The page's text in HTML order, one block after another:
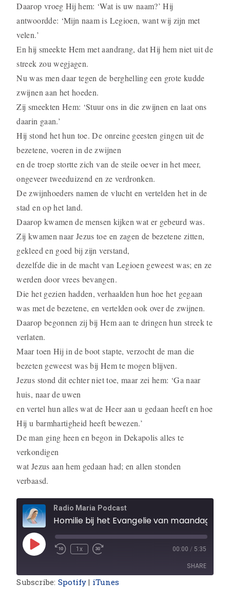
Daarop vroeg Hij hem: ‘Wat is uw naam?’ Hij
antwoordde: ‘Mijn naam is Legioen, want wij zijn met
velen.’
En hij smeekte Hem met aandrang, dat Hij hem niet uit de
streek zou wegjagen.
Nu was men daar tegen de berghelling een grote kudde
zwijnen aan het hoeden.
Zij smeekten Hem: ‘Stuur ons in die zwijnen en laat ons
daarin gaan.’
Hij stond het hun toe. De onreine geesten gingen uit de
bezetene, voeren in de zwijnen
en de troep stortte zich van de steile oever in het meer,
ongeveer tweeduizend en ze verdronken.
De zwijnhoeders namen de vlucht en vertelden het in de
stad en op het land.
Daarop kwamen de mensen kijken wat er gebeurd was.
Zij kwamen naar Jezus toe en zagen de bezetene zitten,
gekleed en goed bij zijn verstand,
dezelfde die in de macht van Legioen geweest was; en ze
werden door vrees bevangen.
Die het gezien hadden, verhaal­den hun hoe het gegaan
was met de bezetene, en vertelden ook over de zwijnen.
Daarop begonnen zij bij Hem aan te dringen hun streek te
verla­ten.
Maar toen Hij in de boot stapte, verzocht de man die
bezeten geweest was bij Hem te mogen blijven.
Jezus stond dit echter niet toe, maar zei hem: ‘Ga naar
huis, naar de uwen
en vertel hun alles wat de Heer aan u gedaan heeft en hoe
Hij u barmhar­tig­heid heeft bewezen.’
De man ging heen en begon in Dekapolis alles te
verkondigen
wat Jezus aan hem gedaan had; en allen stonden
verbaasd.
Radio Maria Podcast
1x 00:00 / 5:35
SHARE
Subscribe: Spotify | iTunes